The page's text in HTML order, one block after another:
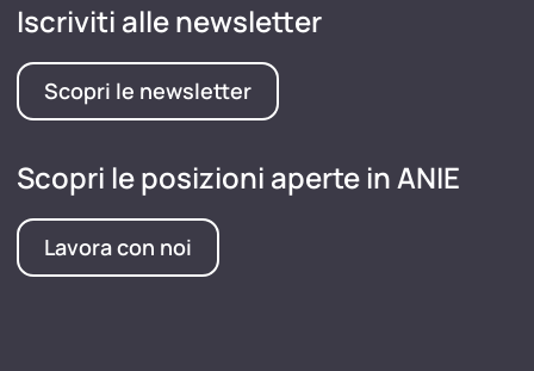
Iscriviti alle newsletter
Scopri le newsletter
Scopri le posizioni aperte in ANIE
Lavora con noi